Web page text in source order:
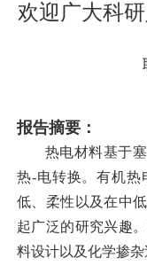
欢迎广大科
报告摘要：
热电材料基于
热-电转换。有机热
低、柔性以及在中
起广泛的研究兴趣
料设计以及化学掺